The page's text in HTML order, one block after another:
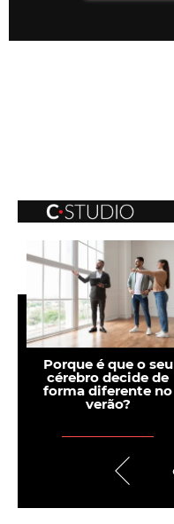
Porque é que o seu
cérebro decide de
forma diferente no
verão?